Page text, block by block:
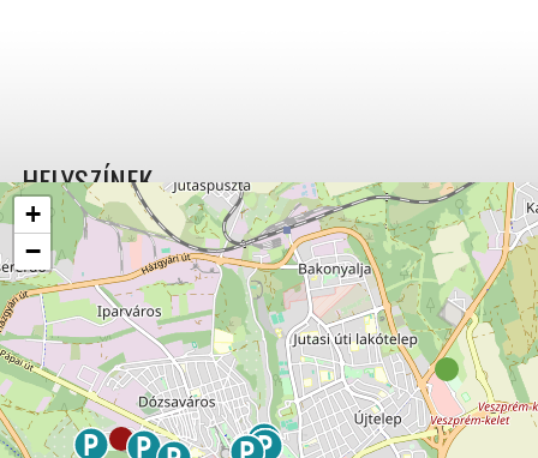
+
−
HELYSZÍNEK